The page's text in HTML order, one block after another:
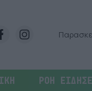
ΡΟΗ